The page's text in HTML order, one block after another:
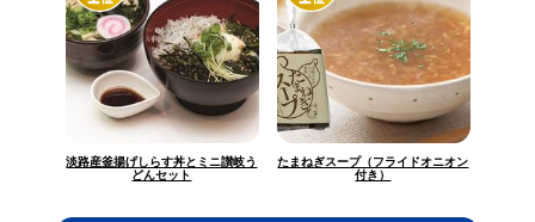
淡路産釜揚げしらす丼とミニ讃岐う
どんセット
たまねぎスープ（フライドオニオン
付き）